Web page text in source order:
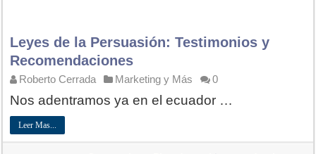
Leyes de la Persuasión: Testimonios y
Recomendaciones
Roberto Cerrada Marketing y Más 0
Nos adentramos ya en el ecuador …
Leer Mas...